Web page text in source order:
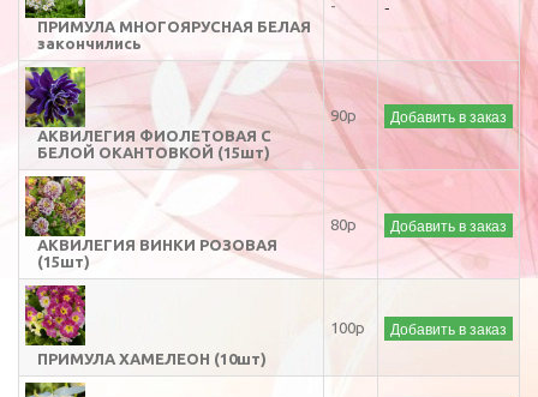
ПРИМУЛА МНОГОЯРУСНАЯ БЕЛАЯ
закончились
- -
АКВИЛЕГИЯ ФИОЛЕТОВАЯ С
БЕЛОЙ ОКАНТОВКОЙ (15шт)
90р Добавить в заказ
АКВИЛЕГИЯ ВИНКИ РОЗОВАЯ
(15шт)
80р Добавить в заказ
ПРИМУЛА ХАМЕЛЕОН (10шт)
100р Добавить в заказ